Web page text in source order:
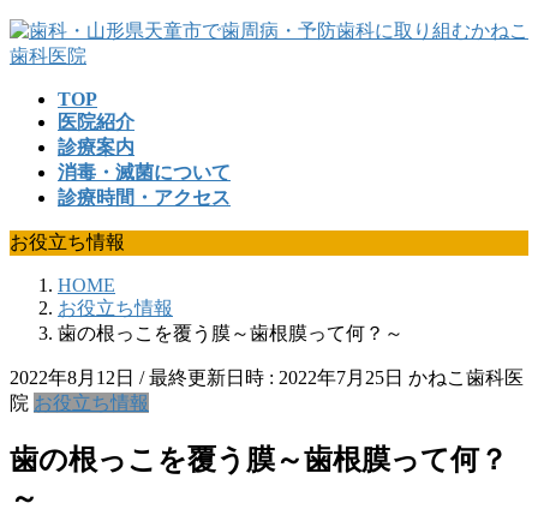
コ
ン
ッ
プ
ナ
ビ
移
動
TOP
医院紹介
診療案内
消毒・滅菌について
診療時間・アクセス
お役立ち情報
HOME
お役立ち情報
歯の根っこを覆う膜～歯根膜って何？～
2022年8月12日 / 最終更新日時 : 2022年7月25日 かねこ歯科医
院 お役立ち情報
歯の根っこを覆う膜～歯根膜って何？
～